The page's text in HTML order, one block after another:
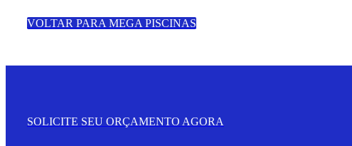
VOLTAR PARA MEGA PISCINAS
SOLICITE SEU ORÇAMENTO AGORA